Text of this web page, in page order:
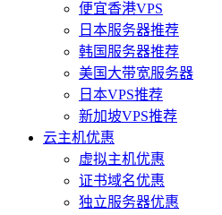
便宜香港VPS
日本服务器推荐
韩国服务器推荐
美国大带宽服务器
日本VPS推荐
新加坡VPS推荐
云主机优惠
虚拟主机优惠
证书域名优惠
独立服务器优惠